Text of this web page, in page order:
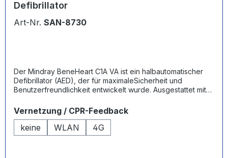
Defibrillator
Art-Nr. SAN-8730
Der Mindray BeneHeart C1A VA ist ein halbautomatischer
Defibrillator (AED), der für maximaleSicherheit und
Benutzerfreundlichkeit entwickelt wurde. Ausgestattet mit
durch klare Sprach- und Bildanweisungen sicher durch
dengesamten Rettungsvorgang. Der BeneHeart C1A VA
analysiert den Herzrhythmus automatisch und fordertden
Anwender bei Bedarf auf, einen Schock zur Defibrillation
Vernetzung / CPR-Feedbackauswählen
keine
WLAN 4G